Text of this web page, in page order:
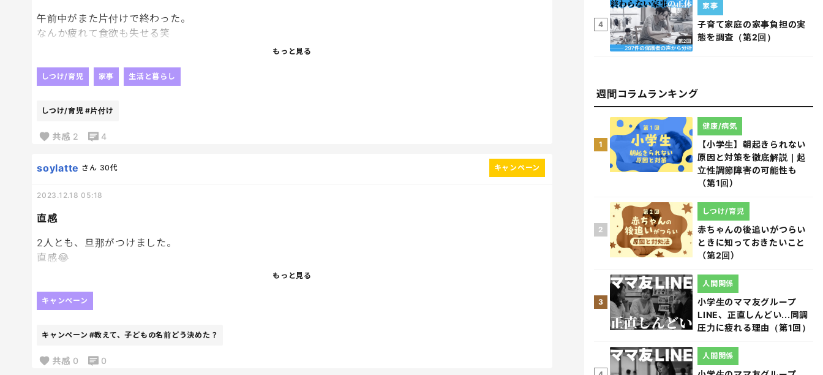
ごめんなさいして少なからず反省してるけど
あとになって反省が活かされてなうと意味はないんだよ。
午前中がまた片付けで終わった。
なんか疲れて食欲も失せる笑
もっと見る
しつけ/育児 家事 生活と暮らし
しつけ/育児 #片付け
共感 2 4
直感
soylatte さん 30代 キャンペーン
2023.12.18 05:18
2人とも、旦那がつけました。
直感😂
上の子は車で走りながら、トンネルから出た瞬間に思いついたとか。
名前ってもっと悩むかと思っていたけど
もっと見る
キャンペーン
キャンペーン #教えて、子どもの名前どう決めた？
共感 0 0
4
子育て家庭の家事負担の実
態を調査（第2回）
家事
週間コラムランキング
1
【小学生】朝起きられない
原因と対策を徹底解説｜起
立性調節障害の可能性も
（第1回）
健康/病気
2
赤ちゃんの後追いがつらい
ときに知っておきたいこと
（第2回）
しつけ/育児
3
小学生のママ友グループ
LINE、正直しんどい...同調
圧力に疲れる理由（第1回）
人間関係
人間関係